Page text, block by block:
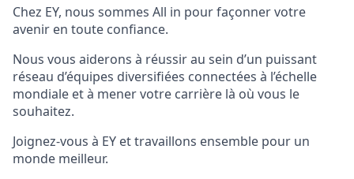
Chez EY, nous sommes All in pour façonner votre
avenir en toute confiance.
Nous vous aiderons à réussir au sein d’un puissant
réseau d’équipes diversifiées connectées à l’échelle
mondiale et à mener votre carrière là où vous le
souhaitez.
Joignez-vous à EY et travaillons ensemble pour un
monde meilleur.